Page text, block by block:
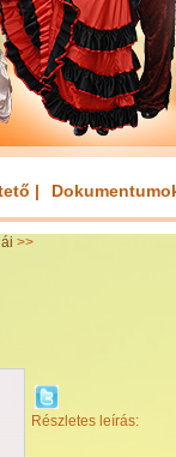
|
>>
Részletes leírás: